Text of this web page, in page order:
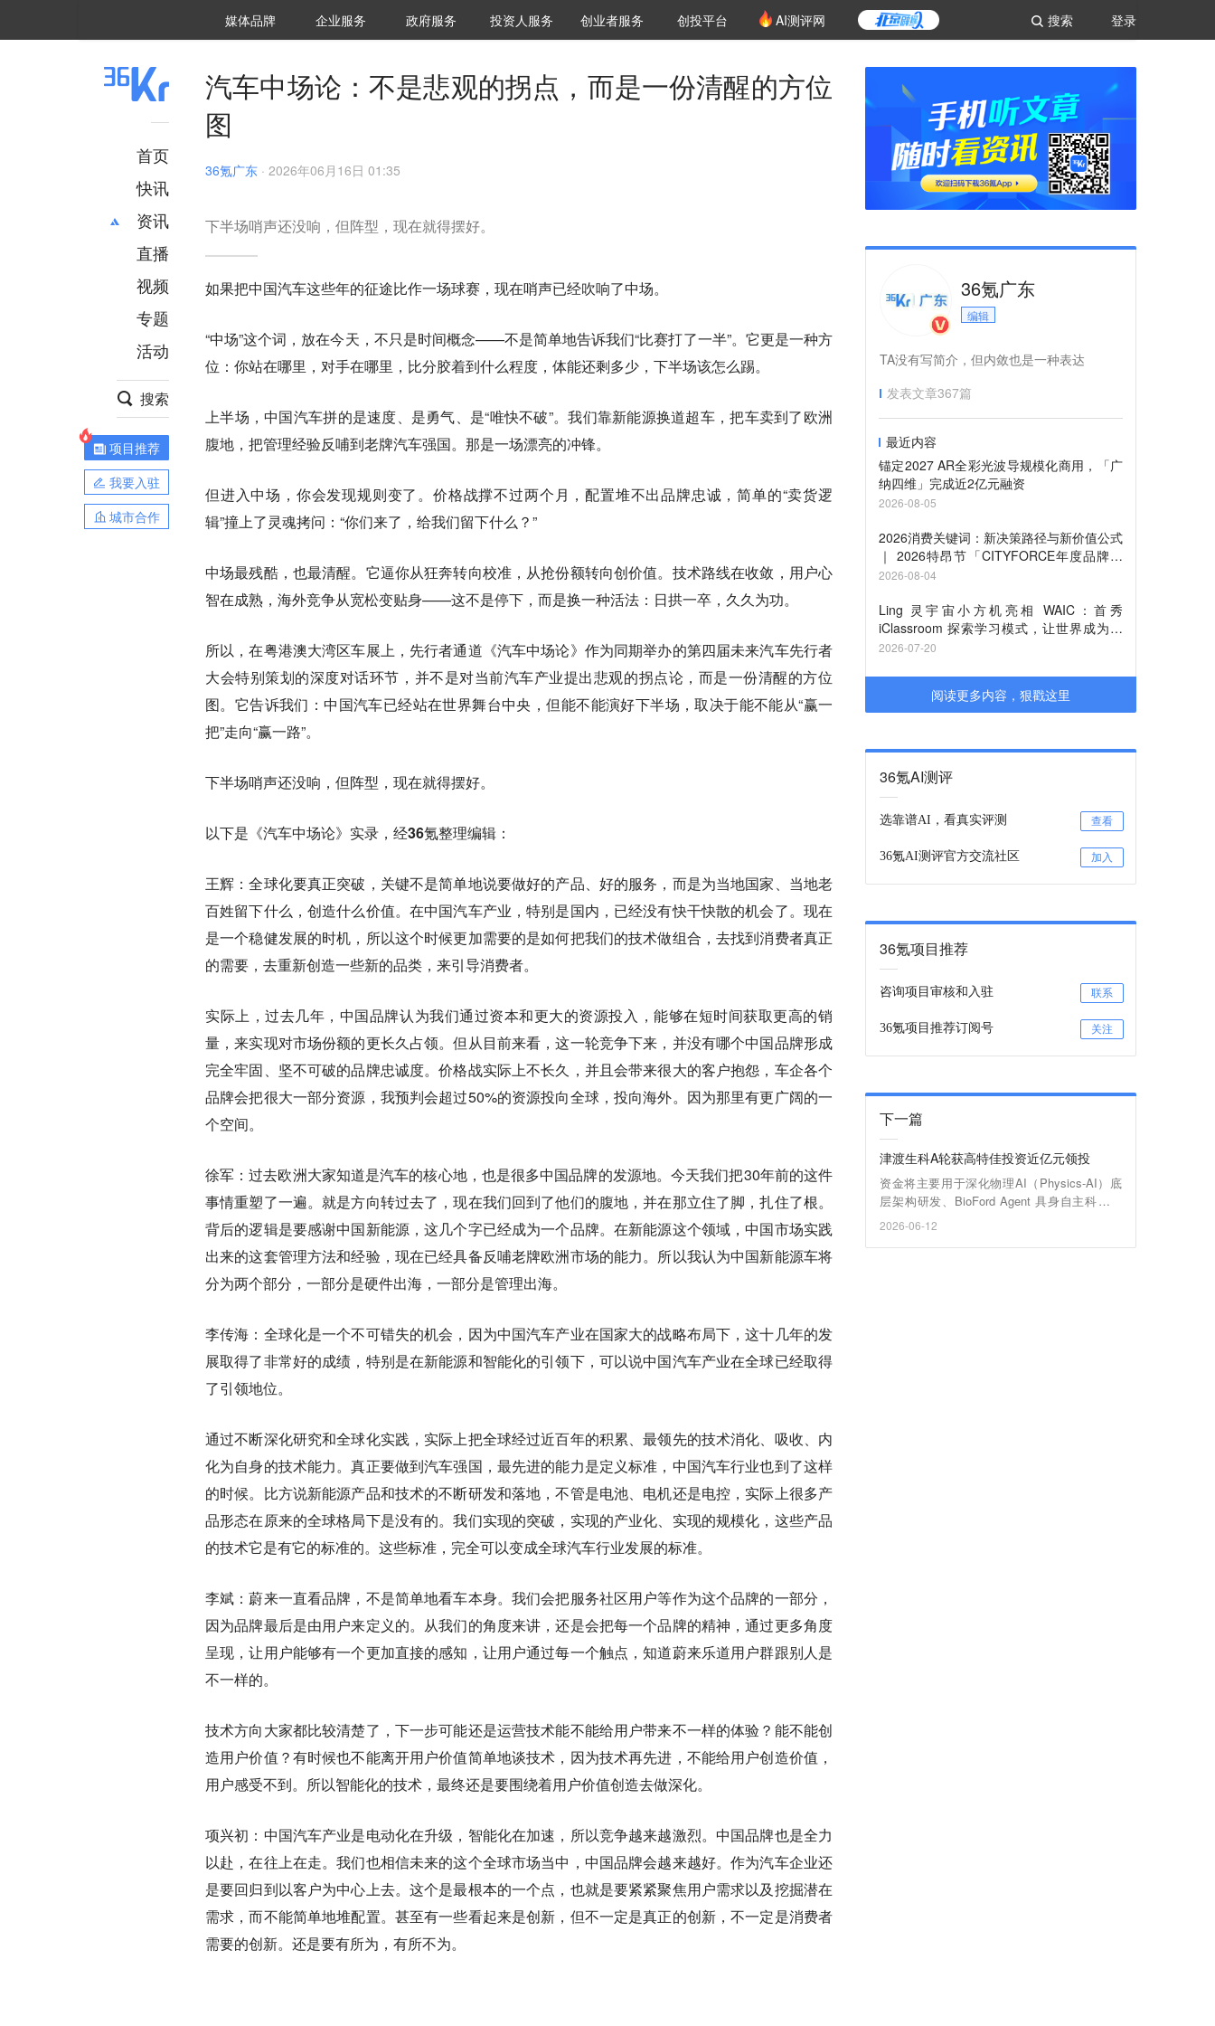
登录
搜索
媒体品牌 36Kr研究院
企业服务 城市之窗
政府服务 VClub投资机构库
投资机构职位推介
投资人服务 创投氪堂
创业者服务 创投平台 AI测评网
首页
快讯
资讯
推荐
财经
项目推荐
安徽
直播
视频
专题
活动
搜索
项目推荐
我要入驻
城市合作
汽车中场论：不是悲观的拐点，而是一份清醒的方位
图
36氪广东 · 2026年06月16日 01:35
下半场哨声还没响，但阵型，现在就得摆好。
如果把中国汽车这些年的征途比作一场球赛，现在哨声已经吹响了中场。
“中场”这个词，放在今天，不只是时间概念——不是简单地告诉我们“比赛打了一半”。它更是一种方
位：你站在哪里，对手在哪里，比分胶着到什么程度，体能还剩多少，下半场该怎么踢。
上半场，中国汽车拼的是速度、是勇气、是“唯快不破”。我们靠新能源换道超车，把车卖到了欧洲
腹地，把管理经验反哺到老牌汽车强国。那是一场漂亮的冲锋。
但进入中场，你会发现规则变了。价格战撑不过两个月，配置堆不出品牌忠诚，简单的“卖货逻
辑”撞上了灵魂拷问：“你们来了，给我们留下什么？”
中场最残酷，也最清醒。它逼你从狂奔转向校准，从抢份额转向创价值。技术路线在收敛，用户心
智在成熟，海外竞争从宽松变贴身——这不是停下，而是换一种活法：日拱一卒，久久为功。
所以，在粤港澳大湾区车展上，先行者通道《汽车中场论》作为同期举办的第四届未来汽车先行者
大会特别策划的深度对话环节，并不是对当前汽车产业提出悲观的拐点论，而是一份清醒的方位
图。它告诉我们：中国汽车已经站在世界舞台中央，但能不能演好下半场，取决于能不能从“赢一
把”走向“赢一路”。
下半场哨声还没响，但阵型，现在就得摆好。
以下是《汽车中场论》实录，经36氪整理编辑：
王辉：全球化要真正突破，关键不是简单地说要做好的产品、好的服务，而是为当地国家、当地老
百姓留下什么，创造什么价值。在中国汽车产业，特别是国内，已经没有快干快散的机会了。现在
是一个稳健发展的时机，所以这个时候更加需要的是如何把我们的技术做组合，去找到消费者真正
的需要，去重新创造一些新的品类，来引导消费者。
实际上，过去几年，中国品牌认为我们通过资本和更大的资源投入，能够在短时间获取更高的销
量，来实现对市场份额的更长久占领。但从目前来看，这一轮竞争下来，并没有哪个中国品牌形成
完全牢固、坚不可破的品牌忠诚度。价格战实际上不长久，并且会带来很大的客户抱怨，车企各个
品牌会把很大一部分资源，我预判会超过50%的资源投向全球，投向海外。因为那里有更广阔的一
个空间。
徐军：过去欧洲大家知道是汽车的核心地，也是很多中国品牌的发源地。今天我们把30年前的这件
事情重塑了一遍。就是方向转过去了，现在我们回到了他们的腹地，并在那立住了脚，扎住了根。
背后的逻辑是要感谢中国新能源，这几个字已经成为一个品牌。在新能源这个领域，中国市场实践
出来的这套管理方法和经验，现在已经具备反哺老牌欧洲市场的能力。所以我认为中国新能源车将
分为两个部分，一部分是硬件出海，一部分是管理出海。
李传海：全球化是一个不可错失的机会，因为中国汽车产业在国家大的战略布局下，这十几年的发
展取得了非常好的成绩，特别是在新能源和智能化的引领下，可以说中国汽车产业在全球已经取得
了引领地位。
通过不断深化研究和全球化实践，实际上把全球经过近百年的积累、最领先的技术消化、吸收、内
化为自身的技术能力。真正要做到汽车强国，最先进的能力是定义标准，中国汽车行业也到了这样
的时候。比方说新能源产品和技术的不断研发和落地，不管是电池、电机还是电控，实际上很多产
品形态在原来的全球格局下是没有的。我们实现的突破，实现的产业化、实现的规模化，这些产品
的技术它是有它的标准的。这些标准，完全可以变成全球汽车行业发展的标准。
李斌：蔚来一直看品牌，不是简单地看车本身。我们会把服务社区用户等作为这个品牌的一部分，
因为品牌最后是由用户来定义的。从我们的角度来讲，还是会把每一个品牌的精神，通过更多角度
呈现，让用户能够有一个更加直接的感知，让用户通过每一个触点，知道蔚来乐道用户群跟别人是
不一样的。
技术方向大家都比较清楚了，下一步可能还是运营技术能不能给用户带来不一样的体验？能不能创
造用户价值？有时候也不能离开用户价值简单地谈技术，因为技术再先进，不能给用户创造价值，
用户感受不到。所以智能化的技术，最终还是要围绕着用户价值创造去做深化。
项兴初：中国汽车产业是电动化在升级，智能化在加速，所以竞争越来越激烈。中国品牌也是全力
以赴，在往上在走。我们也相信未来的这个全球市场当中，中国品牌会越来越好。作为汽车企业还
是要回归到以客户为中心上去。这个是最根本的一个点，也就是要紧紧聚焦用户需求以及挖掘潜在
需求，而不能简单地堆配置。甚至有一些看起来是创新，但不一定是真正的创新，不一定是消费者
需要的创新。还是要有所为，有所不为。
36氪广东
编辑
TA没有写简介，但内敛也是一种表达
发表文章367篇
最近内容
锚定2027 AR全彩光波导规模化商用，「广
纳四维」完成近2亿元融资
2026-08-05
2026消费关键词：新决策路径与新价值公式
｜ 2026特昂节「CITYFORCE年度品牌」
征集启动
2026-08-04
Ling 灵宇宙小方机亮相 WAIC：首秀
iClassroom 探索学习模式，让世界成为课
堂
2026-07-20
阅读更多内容，狠戳这里
36氪AI测评
选靠谱AI，看真实评测 查看
36氪AI测评官方交流社区 加入
36氪项目推荐
咨询项目审核和入驻 联系
36氪项目推荐订阅号 关注
下一篇
津渡生科A轮获高特佳投资近亿元领投
资金将主要用于深化物理AI（Physics-AI）底
层架构研发、BioFord Agent 具身自主科研平
台的迭代升级及全球市场布局拓展。
2026-06-12